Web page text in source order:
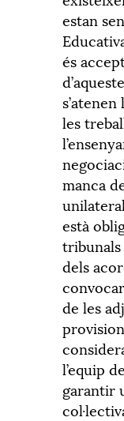
estan
és
les
manca
està
dels
de les
l’equip
garantir